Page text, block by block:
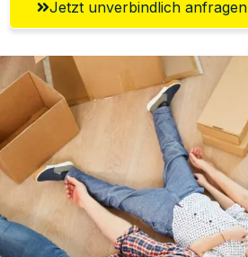
Jetzt unverbindlich anfragen